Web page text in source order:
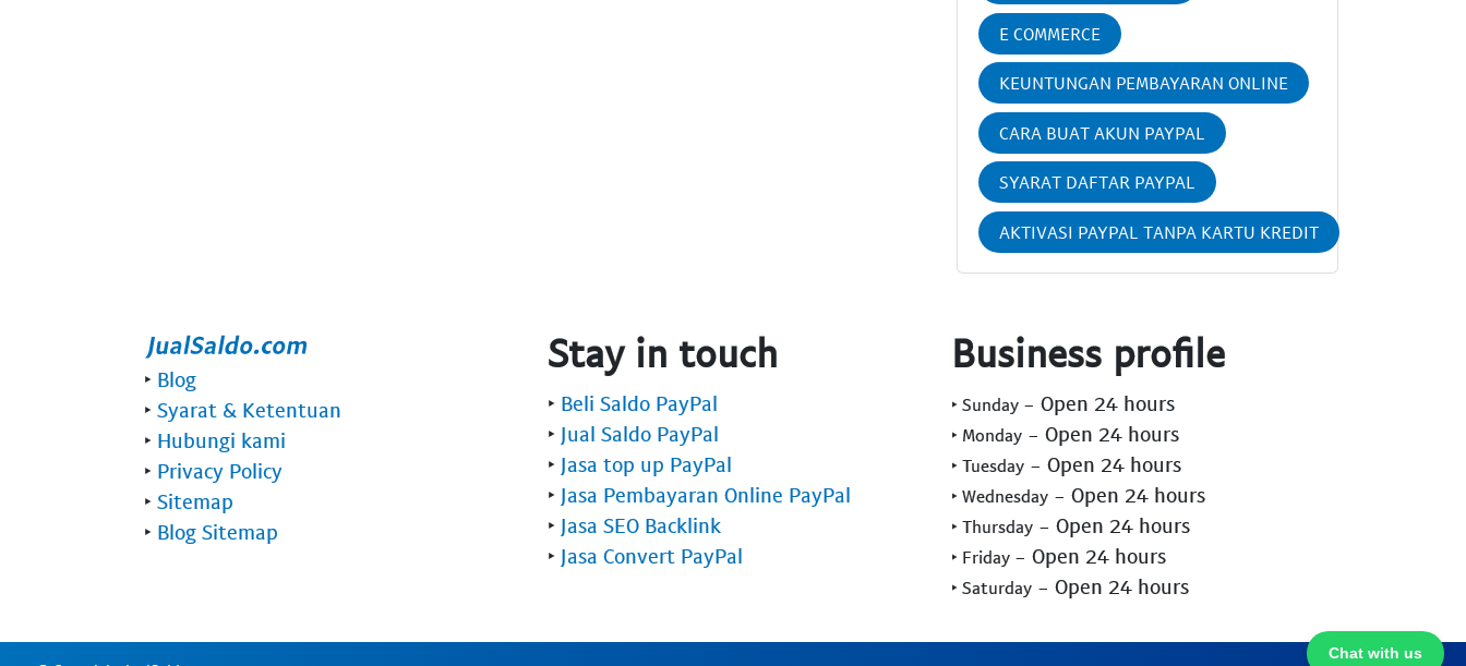
E COMMERCE
KEUNTUNGAN PEMBAYARAN ONLINE
CARA BUAT AKUN PAYPAL
SYARAT DAFTAR PAYPAL
AKTIVASI PAYPAL TANPA KARTU KREDIT
Chat with us
‣ Blog
‣ Syarat & Ketentuan
‣ Hubungi kami
‣ Privacy Policy
‣ Sitemap
‣ Blog Sitemap
Stay in touch
‣ Beli Saldo PayPal
‣ Jual Saldo PayPal
‣ Jasa top up PayPal
‣ Jasa Pembayaran Online PayPal
‣ Jasa SEO Backlink
‣ Jasa Convert PayPal
Business profile
‣ Sunday - Open 24 hours
‣ Monday - Open 24 hours
‣ Tuesday - Open 24 hours
‣ Wednesday - Open 24 hours
‣ Thursday - Open 24 hours
‣ Friday - Open 24 hours
‣ Saturday - Open 24 hours